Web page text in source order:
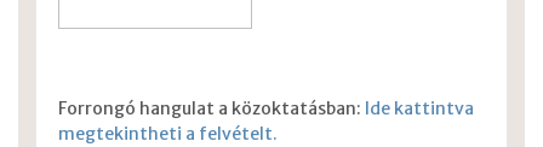
Forrongó hangulat a közoktatásban: Ide kattintva
megtekintheti a felvételt.